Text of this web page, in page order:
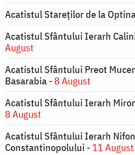
Acatistul Stareţilor de la
Acatistul Sfântului Ierarh
August
Acatistul Sfântului Preot
Basarabia- 8 August
Acatistul Sfântului Ierarh
8 August
Acatistul Sfântului Ierarh
Constantinopolului - 11 August